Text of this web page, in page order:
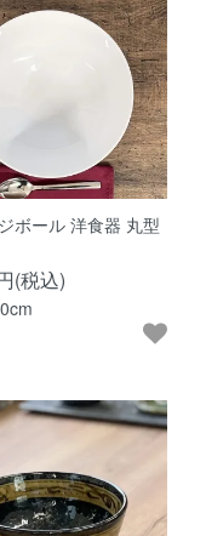
ボール 洋食器 丸型
(税込)